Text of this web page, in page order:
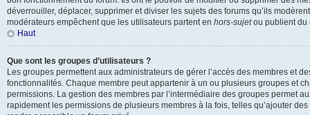
déverrouiller, déplacer, supprimer et diviser les sujets des forums qu’ils
modérateurs empêchent que les utilisateurs partent en hors-sujetou publient du
Haut
Que sont les groupes d’utilisateurs ?
Les groupes permettent aux administrateurs de gérer l’accès des membres et
fonctionnalités. Chaque membre peut appartenir à un ou plusieurs groupes et
permissions. La gestion des membres par l’intermédiaire des groupes permet
rapidement les permissions de plusieurs membres à la fois, telles qu’ajouter